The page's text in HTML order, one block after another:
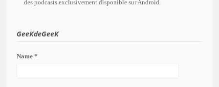
des podcasts exclusivement disponible sur Android.
GeeKdeGeeK
Name *